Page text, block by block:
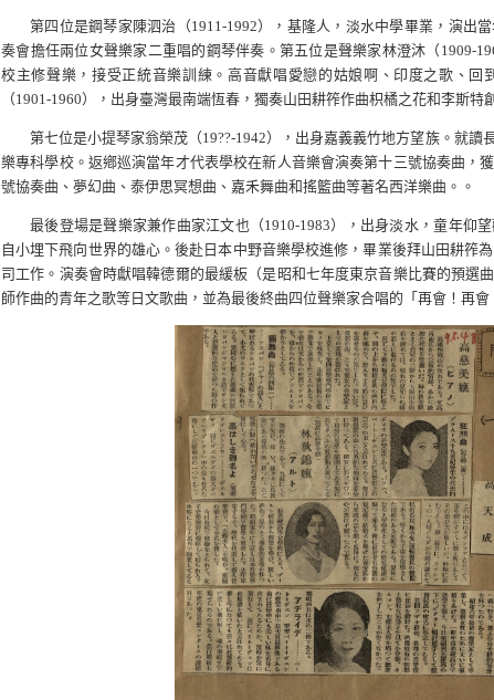
第四位是鋼琴家陳泗治（1911-1992），基隆人，淡水中學畢業，演出
奏會擔任兩位女聲樂家二重唱的鋼琴伴奏。第五位是聲樂家林澄沐（1909-
校主修聲樂，接受正統音樂訓練。高音獻唱愛戀的姑娘啊、印度之歌、回
（1901-1960），出身臺灣最南端恆春，獨奏山田耕筰作曲枳橘之花和李斯特
第七位是小提琴家翁榮茂（19??-1942），出身嘉義義竹地方望族。就讀
樂專科學校。返鄕巡演當年才代表學校在新人音樂會演奏第十三號協奏曲，
號協奏曲、夢幻曲、泰伊思冥想曲、嘉禾舞曲和搖籃曲等著名西洋樂曲。。
最後登場是聲樂家兼作曲家江文也（1910-1983），出身淡水，童年仰
自小埋下飛向世界的雄心。後赴日本中野音樂學校進修，畢業後拜山田耕筰
司工作。演奏會時獻唱韓德爾的最緩板（是昭和七年度東京音樂比賽的預選
師作曲的青年之歌等日文歌曲，並為最後終曲四位聲樂家合唱的「再會！再會